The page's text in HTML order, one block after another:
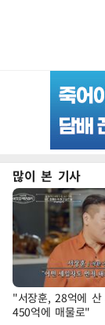
많이 본 기사
"서장훈, 28억에 산
450억에 매물로"